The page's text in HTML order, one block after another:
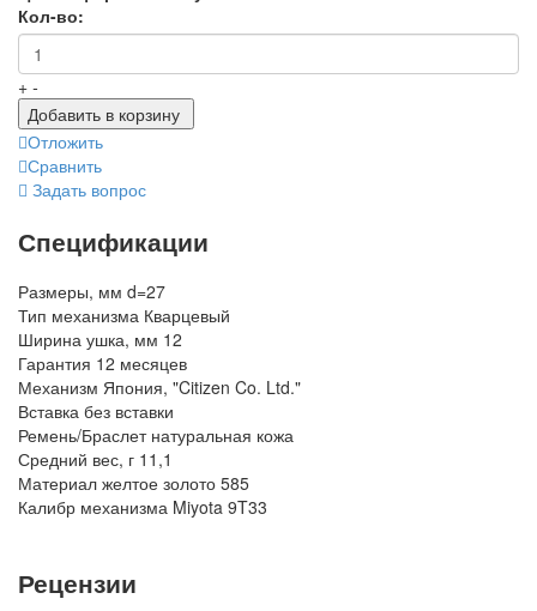
Кол-во:
+ -
Добавить в корзину
Отложить
Сравнить
Задать вопрос
Спецификации
Размеры, мм d=27
Тип механизма Кварцевый
Ширина ушка, мм 12
Гарантия 12 месяцев
Механизм Япония, "Citizen Co. Ltd."
Вставка без вставки
Ремень/Браслет натуральная кожа
Средний вес, г 11,1
Материал желтое золото 585
Калибр механизма Miyota 9T33
Рецензии